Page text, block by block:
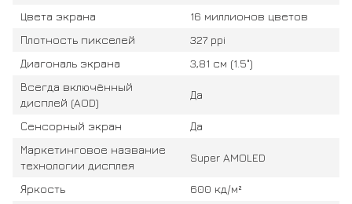
Цвета экрана
16 миллионов цветов
Плотность пикселей
327 ppi
Диагональ экрана
3,81 см (1.5")
Всегда включённый
дисплей (AOD)
Да
Сенсорный экран
Да
Маркетинговое название
технологии дисплея
Super AMOLED
Яркость
600 кд/м²